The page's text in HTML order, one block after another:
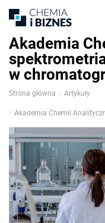
Akademia
w
Strona główna Artykuły